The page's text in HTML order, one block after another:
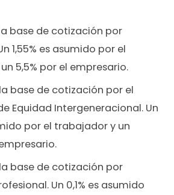
base de cotización por
1,55% es asumido por el
5,5% por el empresario.
base de cotización por el
Equidad Intergeneracional. Un
por el trabajador y un
base de cotización por
Un 0,1% es asumido